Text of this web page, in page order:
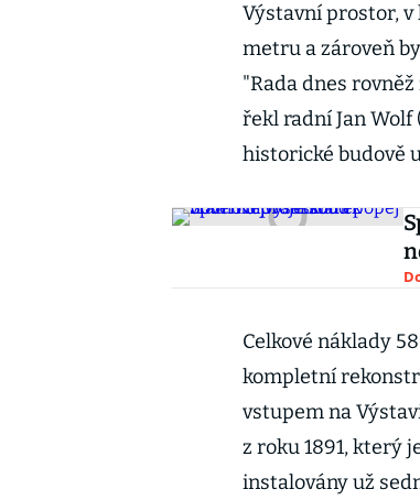
Výstavní prostor, v
metru a zároveň
"Rada dnes
řekl radní Jan Wolf
historické budově
Celkové náklady
kompletní
vstupem na
z roku 1891, který
instalovány už